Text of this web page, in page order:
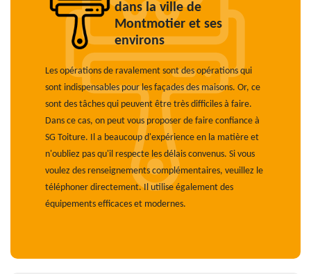
dans la ville de
Montmotier et ses
environs
Les opérations de ravalement sont des opérations qui
sont indispensables pour les façades des maisons. Or, ce
sont des tâches qui peuvent être très difficiles à faire.
Dans ce cas, on peut vous proposer de faire confiance à
SG Toiture. Il a beaucoup d'expérience en la matière et
n'oubliez pas qu'il respecte les délais convenus. Si vous
voulez des renseignements complémentaires, veuillez le
téléphoner directement. Il utilise également des
équipements efficaces et modernes.